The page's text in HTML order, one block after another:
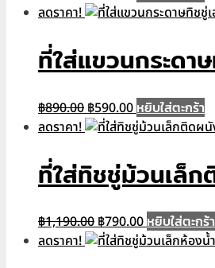
price
price
ลดราคา!
ที่ใส่แขวนกระด
฿890.00 Original
price
฿890.00.
฿590.00Current
price
฿590.00.
หยิบใส่ตะกร้า
ลดราคา!
ที่ใส่ทิชชู่ม้วนเล็
฿1,190.00 Original
price
฿790.00Current
price
หยิบใส่ตะกร้า
ลดราคา!